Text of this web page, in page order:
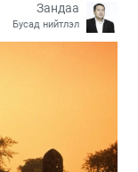
Зандаа
Бусад нийтлэл